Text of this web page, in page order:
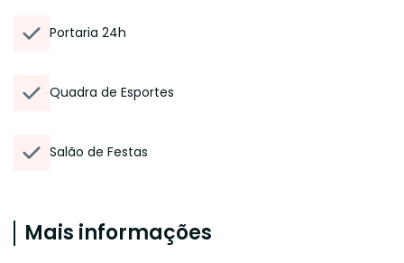
Portaria 24h
Quadra de Esportes
Salão de Festas
Mais informações